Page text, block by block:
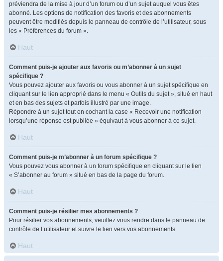
préviendra de la mise à jour d’un forum ou d’un sujet auquel vous êtes
abonné. Les options de notification des favoris et des abonnements
peuvent être modifiés depuis le panneau de contrôle de l’utilisateur, sous
les « Préférences du forum ».
Haut
Comment puis-je ajouter aux favoris ou m’abonner à un sujet
spécifique ?
Vous pouvez ajouter aux favoris ou vous abonner à un sujet spécifique en
cliquant sur le lien approprié dans le menu « Outils du sujet », situé en haut
et en bas des sujets et parfois illustré par une image.
Répondre à un sujet tout en cochant la case « Recevoir une notification
lorsqu’une réponse est publiée » équivaut à vous abonner à ce sujet.
Haut
Comment puis-je m’abonner à un forum spécifique ?
Vous pouvez vous abonner à un forum spécifique en cliquant sur le lien
« S’abonner au forum » situé en bas de la page du forum.
Haut
Comment puis-je résilier mes abonnements ?
Pour résilier vos abonnements, veuillez vous rendre dans le panneau de
contrôle de l’utilisateur et suivre le lien vers vos abonnements.
Haut